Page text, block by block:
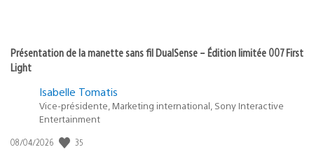
Présentation de la manette sans fil DualSense – Édition limitée 007 First
Light
Isabelle Tomatis
Vice-présidente, Marketing international, Sony Interactive
Entertainment
Date
08/04/2026 35